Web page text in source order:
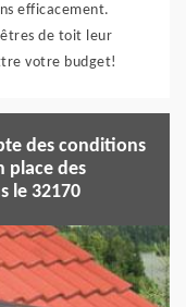
efficacement.
de toit leur
votre budget!
des conditions
place des
le 32170